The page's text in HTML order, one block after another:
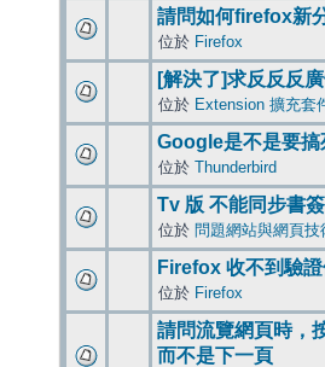
請問如何firefox新
位於 Firefox
[解決了]求反反反
位於 Extension 擴充套
Google是不是要
位於 Thunderbird
Tv 版 不能同步書簽
位於 問題網站與網頁技
Firefox 收不到驗
位於 Firefox
請問流覽網頁時，
而不是下一頁